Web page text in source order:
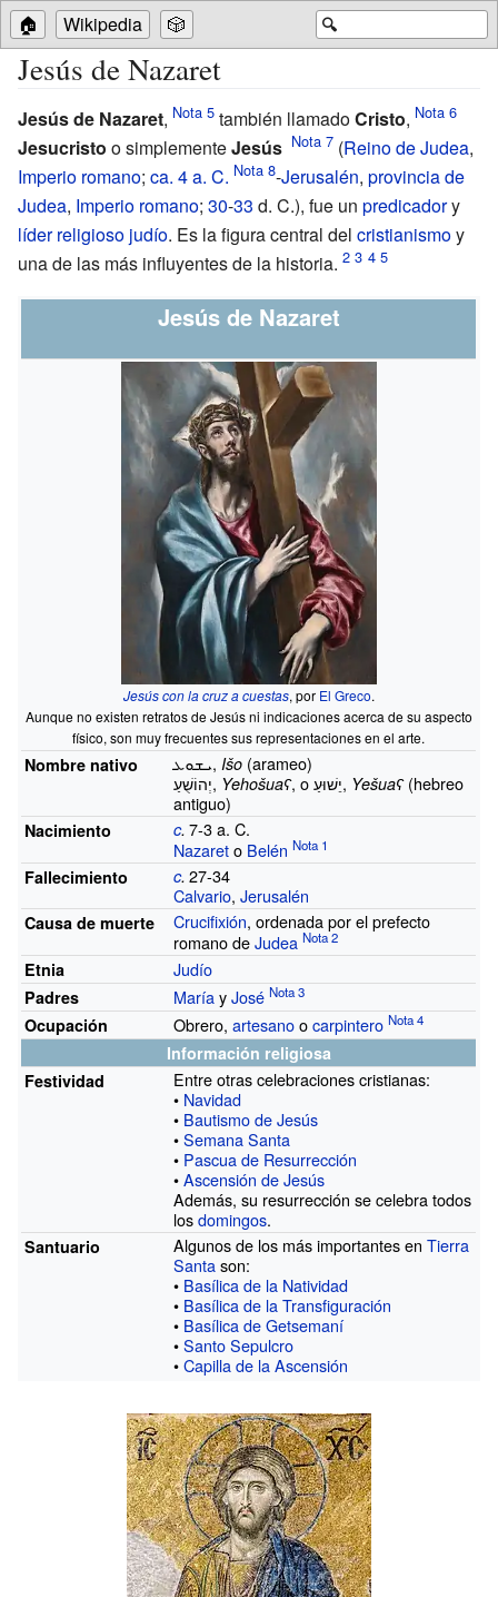
🔍
🏠 Wikipedia 🎲
Jesús de Nazaret
Jesús de Nazaret, también llamadoCristo,
Jesucristo o simplementeJesús (Reino de Judea,
Imperio romano; ca. 4 a. C. -Jerusalén,provincia de
Judea, Imperio romano; 30-33 d. C.), fue un predicadory
líder religioso judío. Es la figura central del cristianismoy
una de las más influyentes de la historia.
Jesús de Nazaret
Jesús con la cruz a cuestas, por El Greco.
Aunque no existen retratos de Jesús ni indicaciones acerca de su aspecto
físico, son muy frecuentes sus representaciones en el arte.
Nombre nativo ܝܫܘܥ, Išo (arameo)
יְהוֹשֻׁעַ, Yehošuaʕ , o יֵשׁוּעַ, Yešuaʕ(hebreo
antiguo)
Nacimiento c. 7-3 a. C.
Nazareto Belén
Fallecimiento c. 27-34
Calvario,Jerusalén
Causa de muerte Crucifixión, ordenada por el prefecto
romano deJudea
Etnia Judío
Padres MaríayJosé
Ocupación Obrero,artesanoocarpintero
Información religiosa
Festividad
Entre otras celebraciones cristianas:
• Navidad
• Bautismo de Jesús
•Semana Santa
• Pascua de Resurrección
•Ascensión de Jesús
Además, su resurrección se celebra todos
losdomingos.
Santuario Algunos de los más importantes enTierra
Santason:
• Basílica de la Natividad
• Basílica de la Transfiguración
• Basílica de Getsemaní
•Santo Sepulcro
•Capilla de la Ascensión